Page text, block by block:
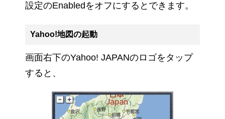
設定のEnabledをオフにするとできます。
Yahoo!地図の起動
画面右下のYahoo! JAPANのロゴをタップ
すると、